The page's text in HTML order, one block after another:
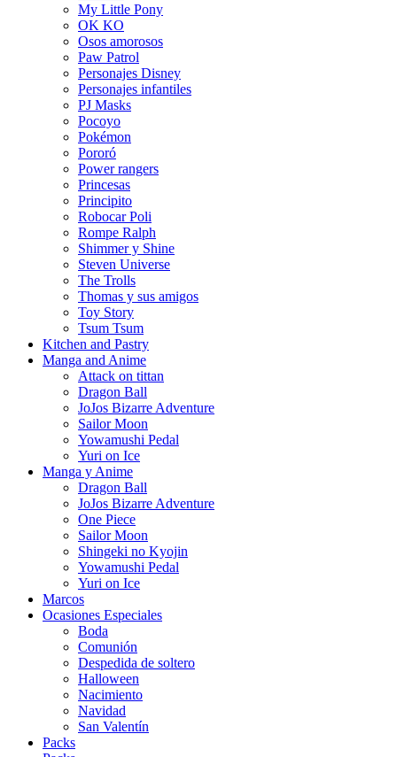
My Little Pony
OK KO
Osos amorosos
Paw Patrol
Personajes Disney
Personajes infantiles
PJ Masks
Pocoyo
Pokémon
Pororó
Power rangers
Princesas
Principito
Robocar Poli
Rompe Ralph
Shimmer y Shine
Steven Universe
The Trolls
Thomas y sus amigos
Toy Story
Tsum Tsum
Kitchen and Pastry
Manga and Anime
Attack on tittan
Dragon Ball
JoJos Bizarre Adventure
Sailor Moon
Yowamushi Pedal
Yuri on Ice
Manga y Anime
Dragon Ball
JoJos Bizarre Adventure
One Piece
Sailor Moon
Shingeki no Kyojin
Yowamushi Pedal
Yuri on Ice
Marcos
Ocasiones Especiales
Boda
Comunión
Despedida de soltero
Halloween
Nacimiento
Navidad
San Valentín
Packs